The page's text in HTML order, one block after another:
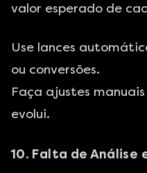
valor esperado de
Use lances
ou conversões.
Faça ajustes
evolui.
10. Falta de Análise